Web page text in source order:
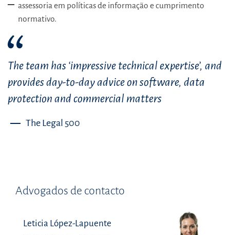
assessoria em políticas de informação e cumprimento
normativo.
The team has ‘impressive technical expertise’, and
provides day-to-day advice on software, data
protection and commercial matters
The Legal 500
Advogados de contacto
Leticia López-Lapuente